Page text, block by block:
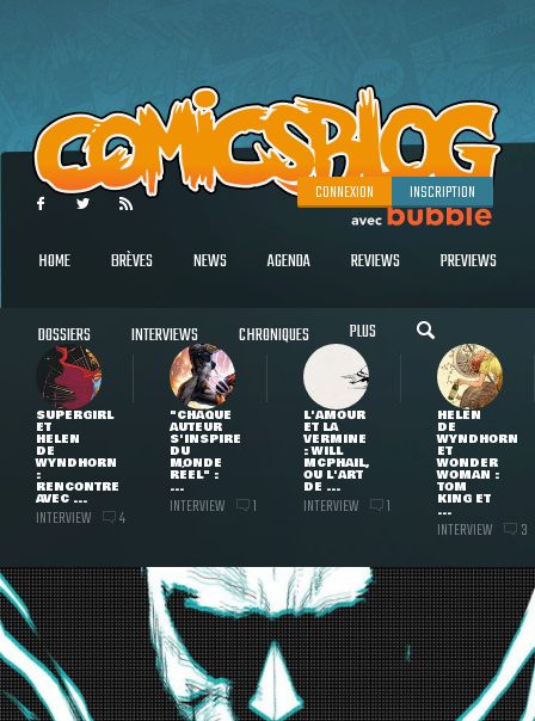
CONNEXION INSCRIPTION
HOME BRÈVES NEWS AGENDA REVIEWS PREVIEWS
DOSSIERS INTERVIEWS CHRONIQUES PLUS
SUPERGIRL
ET
HELEN
DE
WYNDHORN
:
RENCONTRE
AVEC ...
INTERVIEW 4
"CHAQUE
AUTEUR
S'INSPIRE
DU
MONDE
RÉEL" :
...
INTERVIEW 1
L'AMOUR
ET LA
VERMINE
: WILL
MCPHAIL,
OU L'ART
DE ...
INTERVIEW 1
HELEN
DE
WYNDHORN
ET
WONDER
WOMAN :
TOM
KING ET
...
INTERVIEW 3